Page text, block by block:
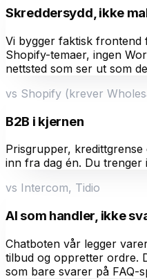
Skreddersydd, ikke
Vi bygger faktisk
Shopify-temaer, ingen
nettsted som ser ut som
vs Shopify (krever
B2B i kjernen
Prisgrupper,
inn fra dag én. Du trenger
vs Intercom, Tidio
AI som handler, ikke
Chatboten vår legger
tilbud og oppretter ordre.
som bare svarer på FAQ-